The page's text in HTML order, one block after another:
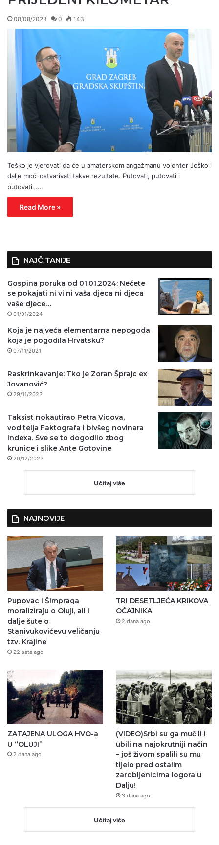
08/08/2023 0 143
Teško je vjerovati da će u amaterskom angažmanu volonter Joško i
dalje moći ostvarivati takve rezultate. Putovati, putovati i
putovati……
Read More »
NAJČITANIJE
Gospina poruka od 01.01.2024: Nećete
se pokajati ni vi ni vaša djeca ni djeca
vaše djece…
01/01/2024
Koja je najveća elementarna nepogoda
koja je pogodila Hrvatsku?
07/11/2021
Raskrinkavanje: Tko je Zoran Šprajc ex
Jovanović?
29/11/2023
Taksist nokautirao Petra Vidova,
voditelja Faktografa i bivšeg novinara
Indexa. Sve se to dogodilo zbog
krunice i slike Ante Gotovine
20/12/2023
Učitaj više
NAJNOVIJE
Pupovac i Šimpraga
moraliziraju o Oluji, ali i
dalje šute o
Stanivukovićevu veličanju
tzv. Krajine
22 sata ago
TRI DESETLJEĆA KRIKOVA
OČAJNIKA
2 dana ago
ZATAJENA ULOGA HVO-a
U “OLUJI”
2 dana ago
(VIDEO)Srbi su ga mučili i
ubili na najokrutniji način
– još živom spalili su mu
tijelo pred ostalim
zarobljenicima logora u
Dalju!
3 dana ago
Učitaj više